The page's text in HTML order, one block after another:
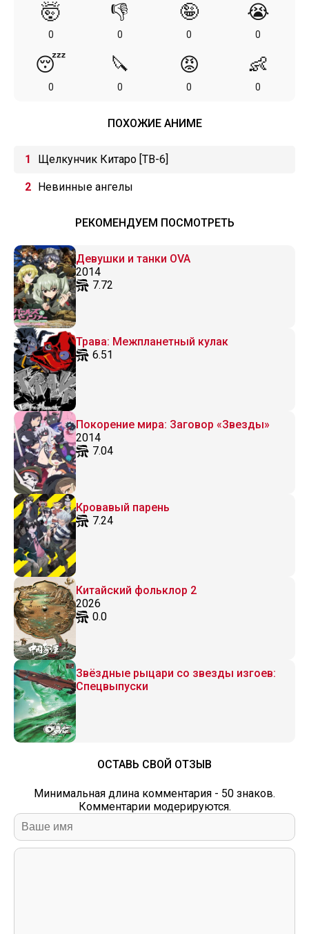
🤯
0
👎
0
🤪
0
😭
0
😴
0
🔪
0
😡
0
👶
0
ПОХОЖИЕ АНИМЕ
Щелкунчик Китаро [ТВ-6]
Невинные ангелы
РЕКОМЕНДУЕМ ПОСМОТРЕТЬ
Девушки и танки OVA
2014
7.72
Трава: Межпланетный кулак
6.51
Покорение мира: Заговор «Звезды»
2014
7.04
Кровавый парень
7.24
Китайский фольклор 2
2026
0.0
Звёздные рыцари со звезды изгоев:
Спецвыпуски
ОСТАВЬ СВОЙ ОТЗЫВ
Минимальная длина комментария - 50 знаков.
Комментарии модерируются.